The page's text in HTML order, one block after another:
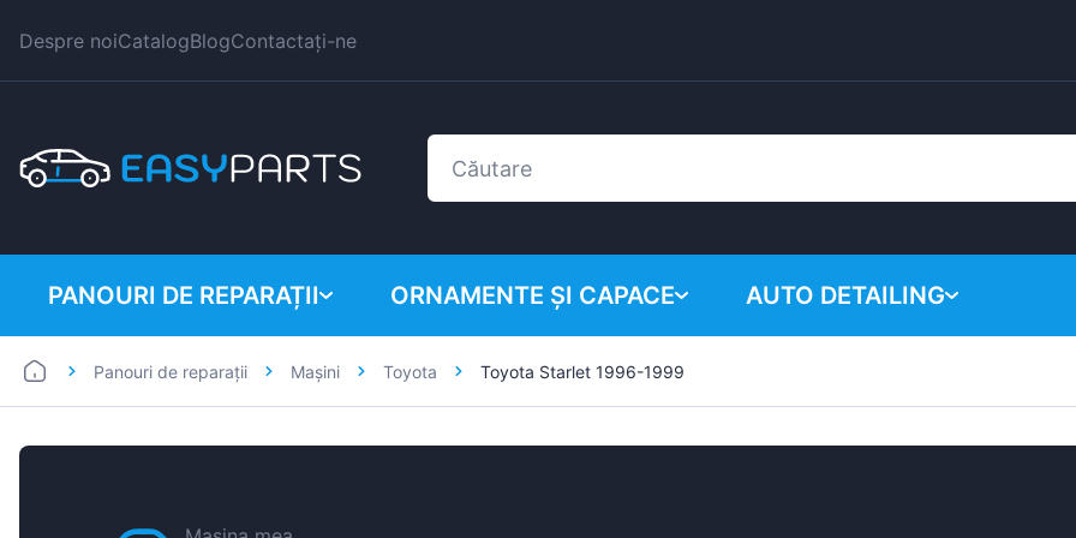
Despre noiCatalogBlogContactați-ne
PANOURI DE REPARAȚII
Autoutilitare
ORNAMENTE ȘI CAPACE
BMW
AUTO DETAILING
Panouri de reparații Mașini Toyota Toyota Starlet 1996-1999